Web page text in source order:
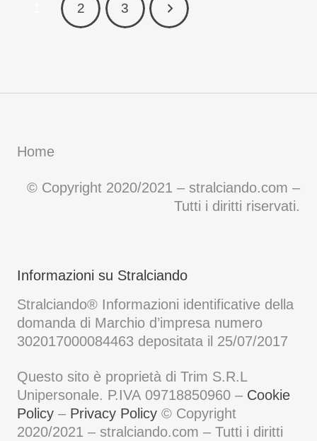
2 3
Home
© Copyright 2020/2021 – stralciando.com –
Tutti i diritti riservati.
Informazioni su Stralciando
Stralciando® Informazioni identificative della
domanda di Marchio d’impresa numero
302017000084463 depositata il 25/07/2017
Questo sito è proprietà di Trim S.R.L
Unipersonale. P.IVA 09718850960 – Cookie
Policy – Privacy Policy © Copyright
2020/2021 – stralciando.com – Tutti i diritti